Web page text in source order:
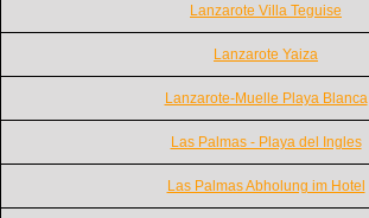
Lanzarote Villa Teguise
Lanzarote Yaiza
Lanzarote-Muelle Playa Blanca
Las Palmas - Playa del Ingles
Las Palmas Abholung im Hotel